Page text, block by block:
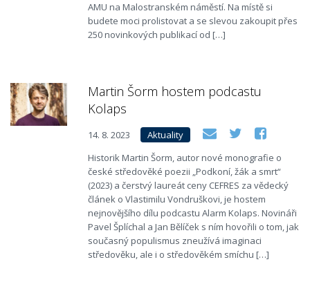
AMU na Malostranském náměstí. Na místě si
budete moci prolistovat a se slevou zakoupit přes
250 novinkových publikací od […]
Martin Šorm hostem podcastu
Kolaps
14. 8. 2023
Aktuality
Historik Martin Šorm, autor nové monografie o
české středověké poezii „Podkoní, žák a smrt“
(2023) a čerstvý laureát ceny CEFRES za vědecký
článek o Vlastimilu Vondruškovi, je hostem
nejnovějšího dílu podcastu Alarm Kolaps. Novináři
Pavel Šplíchal a Jan Bělíček s ním hovořili o tom, jak
současný populismus zneužívá imaginaci
středověku, ale i o středověkém smíchu […]